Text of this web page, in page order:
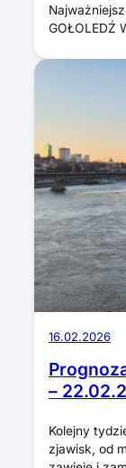
GOŁOLEDŹ
16.02.2026
–
Kolejny
zjawisk, od